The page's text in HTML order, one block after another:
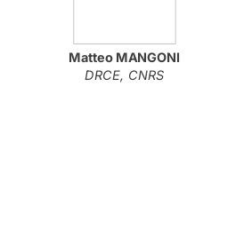
Matteo MANGONI
DRCE, CNRS